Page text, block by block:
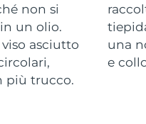
non si
un olio.
asciutto
più trucco.
una
e